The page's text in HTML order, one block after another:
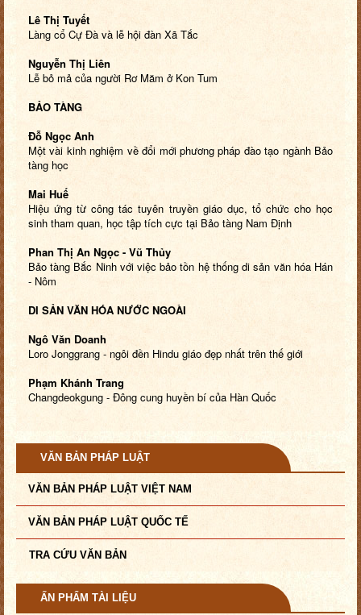
Lê Thị Tuyết
Làng cổ Cự Đà và lễ hội đàn Xã Tắc
Nguyễn Thị Liên
Lễ bỏ mả của người Rơ Măm ở Kon Tum
BẢO TÀNG
Đỗ Ngọc Anh
Một vài kinh nghiệm về đổi mới phương pháp đào tạo ngành Bảo
tàng học
Mai Huế
Hiệu ứng từ công tác tuyên truyền giáo dục, tổ chức cho học
sinh tham quan, học tập tích cực tại Bảo tàng Nam Định
Phan Thị An Ngọc - Vũ Thủy
Bảo tàng Bắc Ninh với việc bảo tồn hệ thống di sản văn hóa Hán
- Nôm
DI SẢN VĂN HÓA NƯỚC NGOÀI
Ngô Văn Doanh
Loro Jonggrang - ngôi đền Hindu giáo đẹp nhất trên thế giới
Phạm Khánh Trang
Changdeokgung - Đông cung huyền bí của Hàn Quốc
VĂN BẢN PHÁP LUẬT
VĂN BẢN PHÁP LUẬT VIỆT NAM
VĂN BẢN PHÁP LUẬT QUỐC TẾ
TRA CỨU VĂN BẢN
ẤN PHẨM TÀI LIỆU